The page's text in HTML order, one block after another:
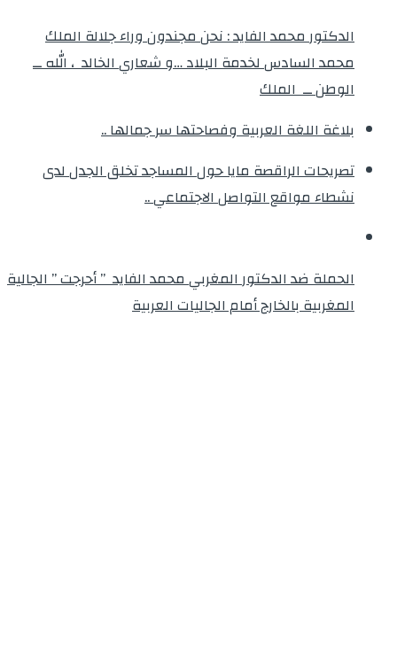
الدكتور محمد الفايد : نحن مجندون وراء جلالة الملك
محمد السادس لخدمة البلاد …و شعاري الخالد ، الله ــ
الوطن ــ الملك
بلاغة اللغة العربية وفصاحتها سر جمالها ..
تصريحات الراقصة مايا حول المساجد تخلق الجدل لدى
نشطاء مواقع التواصل الاجتماعي ..
الحملة ضد الدكتور المغربي محمد الفايد ” أحرجت ” الجالية
المغربية بالخارج أمام الجاليات العربية